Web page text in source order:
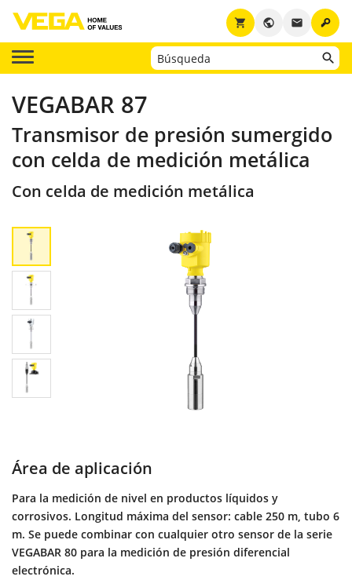
key
email
public
shopping_cart
VEGABAR 87
Transmisor de presión sumergido
con celda de medición metálica
Con celda de medición metálica
Área de aplicación
Para la medición de nivel en productos líquidos y
corrosivos. Longitud máxima del sensor: cable 250 m, tubo 6
m. Se puede combinar con cualquier otro sensor de la serie
VEGABAR 80 para la medición de presión diferencial
electrónica.